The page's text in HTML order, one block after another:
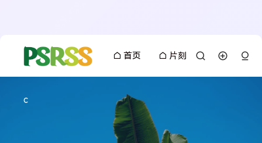
首页 片刻
c